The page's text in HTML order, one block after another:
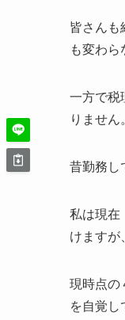
皆さんも
も変わら
一方で税
りません
昔勤務し
私は現在
けますが
現時点の
を自覚し